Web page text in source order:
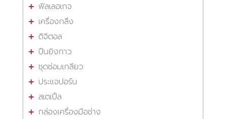
ฟิลเลอเกจ
เครื่องกลึง
ดิจิตอล
ปืนยิงกาว
ชุดซ่อมเกลียว
ประแจปอร์น
สเตเปิ้ล
กล่องเครื่องมือช่าง